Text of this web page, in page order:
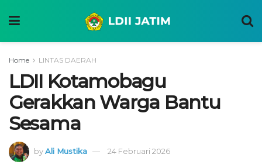
Home LINTAS DAERAH
LDII Kotamobagu
Gerakkan Warga Bantu
Sesama
byAli Mustika 24 Februari 2026